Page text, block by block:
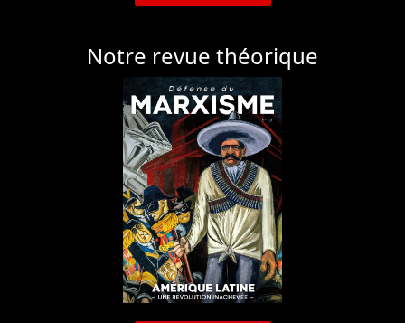
Notre revue théorique